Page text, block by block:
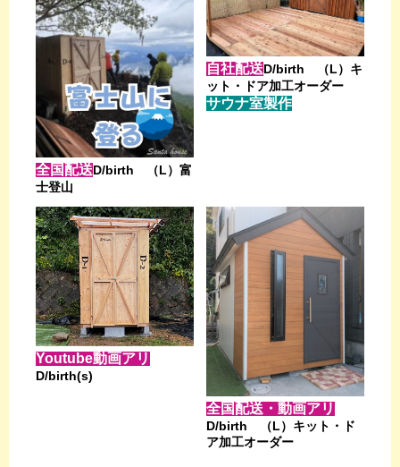
全国配送D/birth （L）富
士登山
自社配送D/birth （L）キ
ット・ドア加工オーダー
サウナ室製作
Youtube動画アリ
D/birth(s)
全国配送・動画アリ
D/birth （L）キット・ド
ア加工オーダー